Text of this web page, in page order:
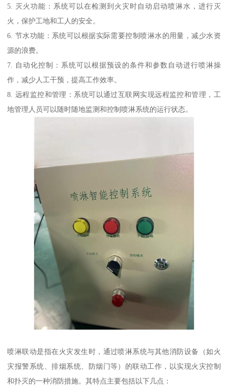
5. 灭火功能：系统可以在检测到火灾时自动启动喷淋水，进行灭
火，保护工地和工人的安全。
6. 节水功能：系统可以根据实际需要控制喷淋水的用量，减少水资
源的浪费。
7. 自动化控制：系统可以根据预设的条件和参数自动进行喷淋操
作，减少人工干预，提高工作效率。
8. 远程监控和管理：系统可以通过互联网实现远程监控和管理，工
地管理人员可以随时随地监测和控制喷淋系统的运行状态。
喷淋联动是指在火灾发生时，通过喷淋系统与其他消防设备（如火
灾报警系统、排烟系统、防烟门等）的联动工作，以实现火灾控制
和扑灭的一种消防措施。其特点主要包括以下几点：